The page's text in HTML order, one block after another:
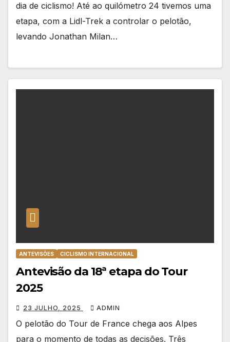
dia de ciclismo! Até ao quilómetro 24 tivemos uma
etapa, com a Lidl-Trek a controlar o pelotão,
levando Jonathan Milan…
ANTEVISÕES CICLISMO INTERNACIONAL
Antevisão da 18ª etapa do Tour
2025
23 JULHO, 2025 ADMIN
O pelotão do Tour de France chega aos Alpes
para o momento de todas as decisões. Três